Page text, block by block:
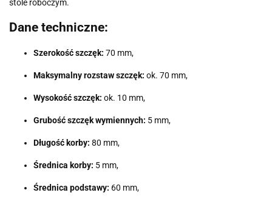
stole roboczym.
Dane techniczne:
Szerokość szczęk: 70 mm,
Maksymalny rozstaw szczęk: ok. 70 mm,
Wysokość szczęk: ok. 10 mm,
Grubość szczęk wymiennych: 5 mm,
Długość korby: 80 mm,
Średnica korby: 5 mm,
Średnica podstawy: 60 mm,